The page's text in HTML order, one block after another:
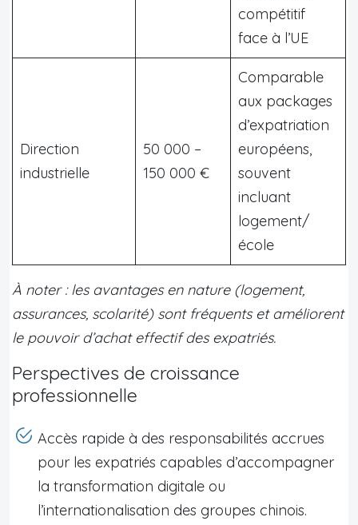
compétitif
face à l’UE
Direction
industrielle
50 000 –
150 000 €
Comparable
aux packages
d’expatriation
européens,
souvent
incluant
logement/
école
À noter : les avantages en nature (logement,
assurances, scolarité) sont fréquents et améliorent
le pouvoir d’achat effectif des expatriés.
Perspectives de croissance
professionnelle
Accès rapide à des responsabilités accrues
pour les expatriés capables d’accompagner
la transformation digitale ou
l’internationalisation des groupes chinois.